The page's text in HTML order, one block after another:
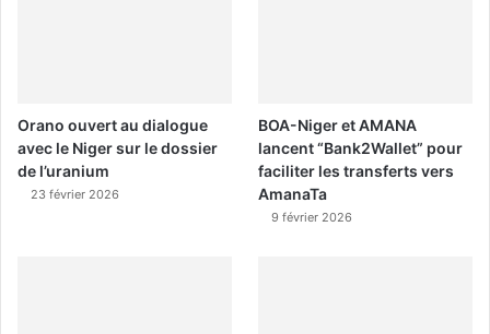
Orano ouvert au dialogue
avec le Niger sur le dossier
de l’uranium
23 février 2026
BOA-Niger et AMANA
lancent “Bank2Wallet” pour
faciliter les transferts vers
AmanaTa
9 février 2026